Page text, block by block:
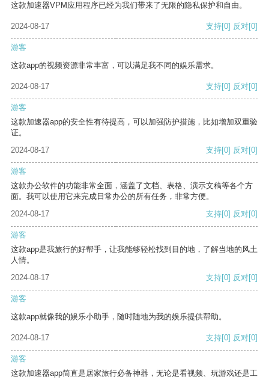
这款加速器VPM应用程序已经为我们带来了无限的隐私保护和自由。
2024-08-17 支持[0] 反对[0]
游客
这款app的视频资源非常丰富，可以满足我不同的娱乐需求。
2024-08-17 支持[0] 反对[0]
游客
这款加速器app的安全性有待提高，可以加强防护措施，比如增加双重验
证。
2024-08-17
支持[0] 反对[0]
游客
这款办公软件的功能非常全面，涵盖了文档、表格、演示文稿等各个方
面。我可以使用它来完成日常办公的所有任务，非常方便。
2024-08-17
支持[0] 反对[0]
游客
这款app是我旅行的好帮手，让我能够轻松找到目的地，了解当地的风土
人情。
2024-08-17
支持[0] 反对[0]
游客
这款app就像我的娱乐小助手，随时随地为我的娱乐提供帮助。
2024-08-17 支持[0] 反对[0]
游客
这款加速器app简直是居家旅行必备神器，无论是看视频、玩游戏还是工